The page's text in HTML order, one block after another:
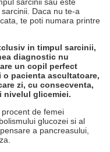
Daca nu te-a
te poti numara printre
in timpul sarcinii,
diagnostic nu
un copil perfect
pacienta ascultatoare,
zi, cu consecventa,
nivelul glicemiei.
de femei
glucozei si al
a pancreasului,